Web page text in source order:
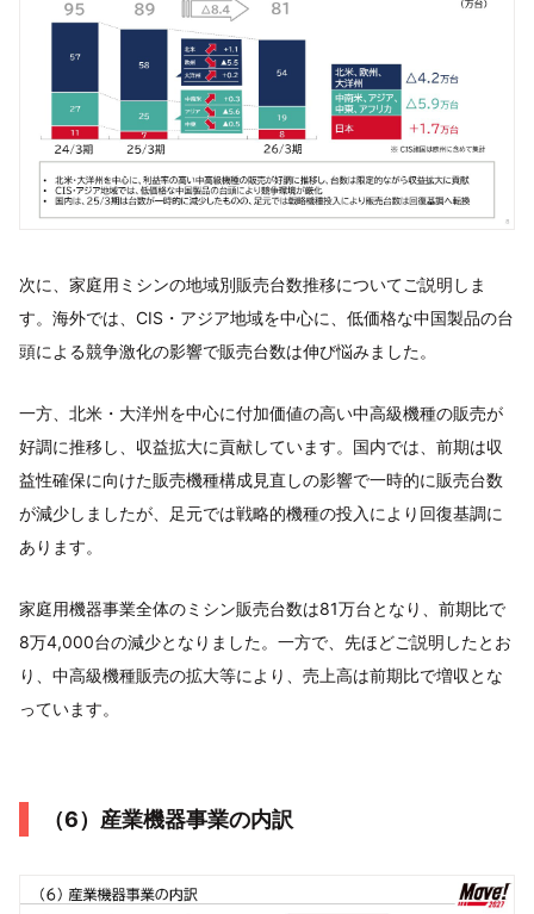
次に、家庭用ミシンの地域別販売台数推移についてご説明しま
す。海外では、CIS・アジア地域を中心に、低価格な中国製品の台
頭による競争激化の影響で販売台数は伸び悩みました。
一方、北米・大洋州を中心に付加価値の高い中高級機種の販売が
好調に推移し、収益拡大に貢献しています。国内では、前期は収
益性確保に向けた販売機種構成見直しの影響で一時的に販売台数
が減少しましたが、足元では戦略的機種の投入により回復基調に
あります。
家庭用機器事業全体のミシン販売台数は81万台となり、前期比で
8万4,000台の減少となりました。一方で、先ほどご説明したとお
り、中高級機種販売の拡大等により、売上高は前期比で増収とな
っています。
（6）産業機器事業の内訳